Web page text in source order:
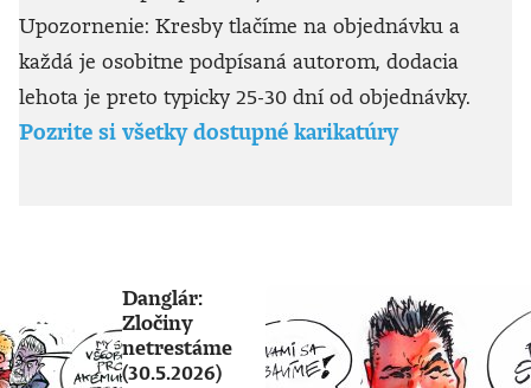
Upozornenie: Kresby tlačíme na objednávku a
každá je osobitne podpísaná autorom, dodacia
lehota je preto typicky 25-30 dní od objednávky.
Pozrite si všetky dostupné karikatúry
Danglár:
Zločiny
netrestáme
(30.5.2026)